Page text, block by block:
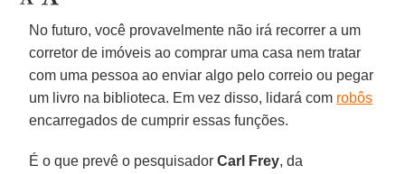
No futuro, você provavelmente não irá recorrer a um
corretor de imóveis ao comprar uma casa nem tratar
com uma pessoa ao enviar algo pelo correio ou pegar
um livro na biblioteca. Em vez disso, lidará com robôs
encarregados de cumprir essas funções.
É o que prevê o pesquisadorCarl Frey, da